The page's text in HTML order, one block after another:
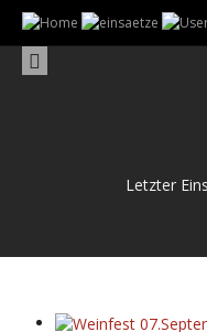
Letzter Einsatz: